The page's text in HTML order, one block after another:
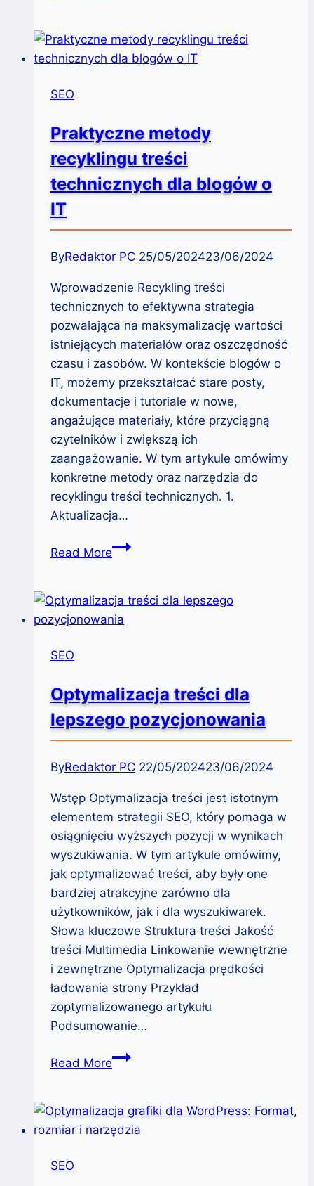
obrazków
w
i
dostępności
SEO
Praktyczne metody
recyklingu treści
technicznych dla blogów o
IT
ByRedaktor PC 25/05/202423/06/2024
Wprowadzenie Recykling treści
technicznych to efektywna strategia
pozwalająca na maksymalizację wartości
istniejących materiałów oraz oszczędność
czasu i zasobów. W kontekście blogów o
IT, możemy przekształcać stare posty,
dokumentacje i tutoriale w nowe,
angażujące materiały, które przyciągną
czytelników i zwiększą ich
zaangażowanie. W tym artykule omówimy
konkretne metody oraz narzędzia do
recyklingu treści technicznych. 1.
Aktualizacja…
Read MorePraktyczne
treści
technicznych
IT
SEO
Optymalizacja treści dla
lepszego pozycjonowania
ByRedaktor PC 22/05/202423/06/2024
Wstęp Optymalizacja treści jest istotnym
elementem strategii SEO, który pomaga w
osiągnięciu wyższych pozycji w wynikach
wyszukiwania. W tym artykule omówimy,
jak optymalizować treści, aby były one
bardziej atrakcyjne zarówno dla
użytkowników, jak i dla wyszukiwarek.
Słowa kluczowe Struktura treści Jakość
treści Multimedia Linkowanie wewnętrzne
i zewnętrzne Optymalizacja prędkości
ładowania strony Przykład
zoptymalizowanego artykułu
Podsumowanie…
Read MoreOptymalizacja
lepszego
pozycjonowania
SEO